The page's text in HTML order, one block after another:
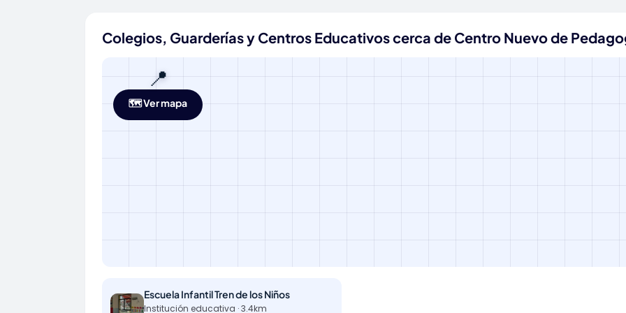
Colegios, Guarderías y Centros Educativos cerca de Centro Nuevo de
📍
🗺️ Ver mapa
Escuela Infantil Tren de los Niños
Institución educativa · 3.4km